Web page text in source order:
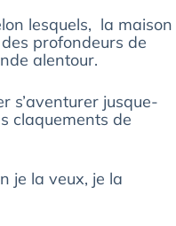
lesquels, la maison
profondeurs de
alentour.
s’aventurer jusque-
claquements de
je la veux, je la